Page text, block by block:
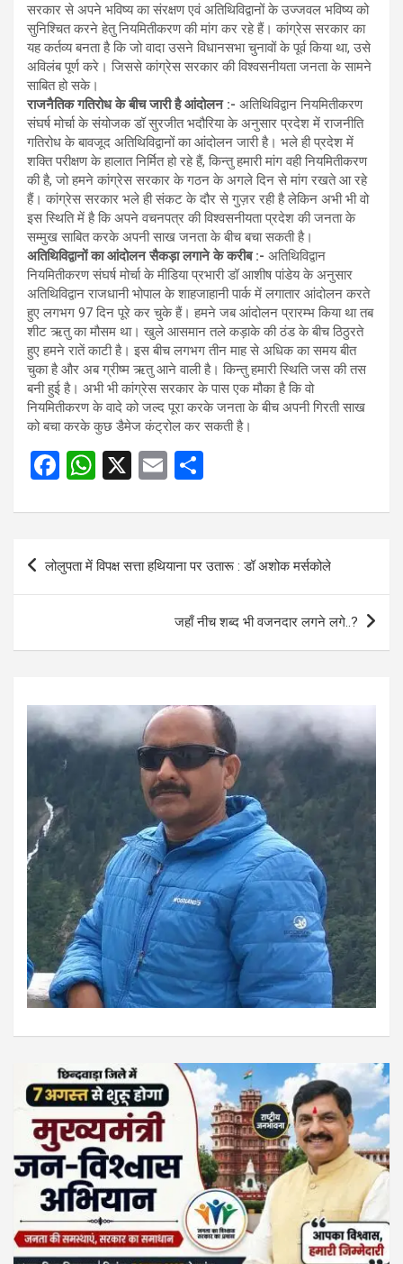
सरकार से अपने भविष्य का संरक्षण एवं अतिथिविद्वानों के उज्जवल भविष्य को
सुनिश्चित करने हेतु नियमितीकरण की मांग कर रहे हैं। कांग्रेस सरकार का
यह कर्तव्य बनता है कि जो वादा उसने विधानसभा चुनावों के पूर्व किया था, उसे
अविलंब पूर्ण करे। जिससे कांग्रेस सरकार की विश्वसनीयता जनता के सामने
साबित हो सके।
राजनैतिक गतिरोध के बीच जारी है आंदोलन :- अतिथिविद्वान नियमितीकरण
संघर्ष मोर्चा के संयोजक डॉ सुरजीत भदौरिया के अनुसार प्रदेश में राजनीति
गतिरोध के बावजूद अतिथिविद्वानों का आंदोलन जारी है। भले ही प्रदेश में
शक्ति परीक्षण के हालात निर्मित हो रहे हैं, किन्तु हमारी मांग वही नियमितीकरण
की है, जो हमने कांग्रेस सरकार के गठन के अगले दिन से मांग रखते आ रहे
हैं। कांग्रेस सरकार भले ही संकट के दौर से गुज़र रही है लेकिन अभी भी वो
इस स्थिति में है कि अपने वचनपत्र की विश्वसनीयता प्रदेश की जनता के
सम्मुख साबित करके अपनी साख जनता के बीच बचा सकती है।
अतिथिविद्वानों का आंदोलन सैकड़ा लगाने के करीब :- अतिथिविद्वान
नियमितीकरण संघर्ष मोर्चा के मीडिया प्रभारी डॉ आशीष पांडेय के अनुसार
अतिथिविद्वान राजधानी भोपाल के शाहजाहानी पार्क में लगातार आंदोलन करते
हुए लगभग 97 दिन पूरे कर चुके हैं। हमने जब आंदोलन प्रारम्भ किया था तब
शीट ऋतु का मौसम था। खुले आसमान तले कड़ाके की ठंड के बीच ठिठुरते
हुए हमने रातें काटी है। इस बीच लगभग तीन माह से अधिक का समय बीत
चुका है और अब ग्रीष्म ऋतु आने वाली है। किन्तु हमारी स्थिति जस की तस
बनी हुई है। अभी भी कांग्रेस सरकार के पास एक मौका है कि वो
नियमितीकरण के वादे को जल्द पूरा करके जनता के बीच अपनी गिरती साख
को बचा करके कुछ डैमेज कंट्रोल कर सकती है।
F
ce
o
W
at
s
A
X
E
ail ar
Post
navigation
लोलुपता में विपक्ष सत्ता हथियाना पर उतारू : डॉ अशोक मर्सकोले
जहाँ नीच शब्द भी वजनदार लगने लगे..?